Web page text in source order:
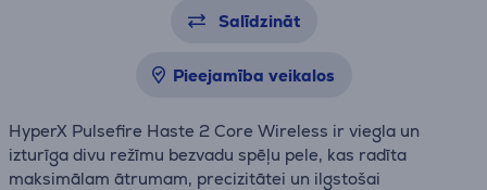
Salīdzināt
Pieejamība veikalos
HyperX Pulsefire Haste 2 Core Wireless ir viegla un
izturīga divu režīmu bezvadu spēļu pele, kas radīta
maksimālam ātrumam, precizitātei un ilgstošai